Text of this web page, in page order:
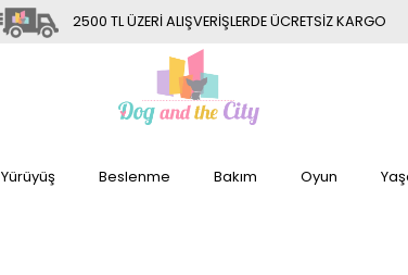
2500 TL ÜZERİ ALIŞVERİŞLERDE ÜCRETSİZ KARGO
Yürüyüş Beslenme Bakım Oyun